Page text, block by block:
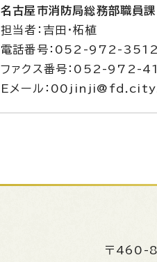
名古屋市消防局総務部職員課
担当者：吉田・柘植
電話番号：052-972-3512
ファクス番号：052-972-
Eメール：
〒